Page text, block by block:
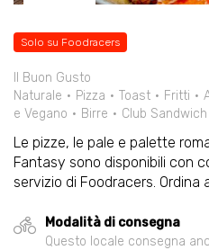
Solo su Foodracers
Il Buon Gusto
Naturale
Pizza Toast Fritti
e Vegano
Birre Club Sandwich
Le pizze, le pale e palette
Fantasy sono disponibili con
servizio di Foodracers. Ordina
Modalità di consegna
Questo locale consegna